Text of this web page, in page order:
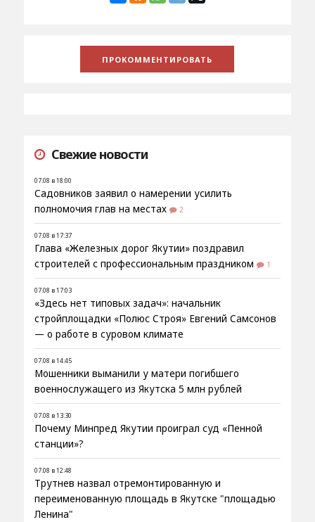
Свежие новости
07.08 в 18:00
Садовников заявил о намерении усилить
полномочия глав на местах
2
07.08 в 17:37
Глава «Железных дорог Якутии» поздравил
строителей с профессиональным праздником
1
07.08 в 17:03
«Здесь нет типовых задач»: начальник
стройплощадки «Полюс Строя» Евгений Самсонов
— о работе в суровом климате
07.08 в 14:45
Мошенники выманили у матери погибшего
военнослужащего из Якутска 5 млн рублей
07.08 в 13:30
Почему Минпред Якутии проиграл суд «Пенной
станции»?
07.08 в 12:48
Трутнев назвал отремонтированную и
переименованную площадь в Якутске "площадью
Ленина"